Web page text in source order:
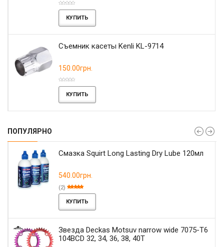
КУПИТЬ
Съемник касеты Kenli KL-9714
150.00грн.
КУПИТЬ
ПОПУЛЯРНО
Смазка Squirt Long Lasting Dry Lube 120мл
540.00грн.
(2)
КУПИТЬ
Звезда Deckas Motsuv narrow wide 7075-T6
104BCD 32, 34, 36, 38, 40T